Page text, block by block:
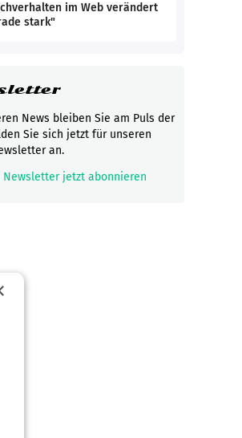
im Web verändert
stark"
News bleiben Sie am Puls der
Sie sich jetzt für unseren
an.
Newsletter jetzt abonnieren